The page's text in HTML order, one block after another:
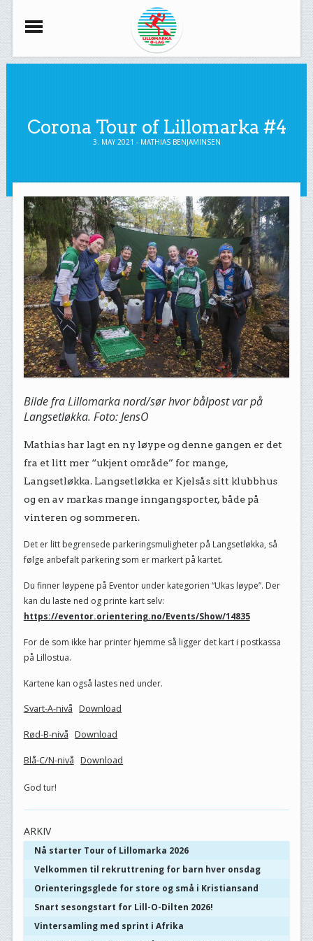
Corona Tour of Lillomarka #4
3. MAY 2021 - MATHIAS BENJAMINSEN
Bilde fra Lillomarka nord/sør hvor bålpost var på
Langsetløkka. Foto: JensO
Mathias har lagt en ny løype og denne gangen er det
fra et litt mer “ukjent område” for mange,
Langsetløkka. Langsetløkka er Kjelsås sitt klubbhus
og en av markas mange inngangsporter, både på
vinteren og sommeren.
Det er litt begrensede parkeringsmuligheter på Langsetløkka, så
følge anbefalt parkering som er markert på kartet.
Du finner løypene på Eventor under kategorien “Ukas løype”. Der
kan du laste ned og printe kart selv:
https://eventor.orientering.no/Events/Show/14835
For de som ikke har printer hjemme så ligger det kart i postkassa
på Lillostua.
Kartene kan også lastes ned under.
Svart-A-nivå Download
Rød-B-nivå Download
Blå-C/N-nivå Download
God tur!
ARKIV
Nå starter Tour of Lillomarka 2026
Velkommen til rekruttrening for barn hver onsdag
Orienteringsglede for store og små i Kristiansand
Snart sesongstart for Lill-O-Dilten 2026!
Vintersamling med sprint i Afrika